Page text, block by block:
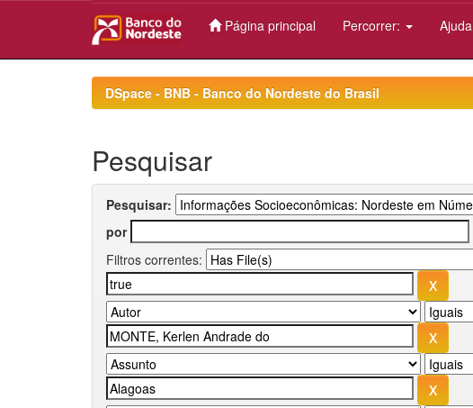
Página principal Percorrer: Ajuda
DSpace - BNB - Banco do Nordeste do Brasil
Pesquisar
Pesquisar:
por
Filtros correntes: